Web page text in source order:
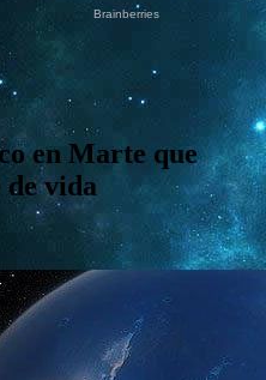
en Marte que
de vida